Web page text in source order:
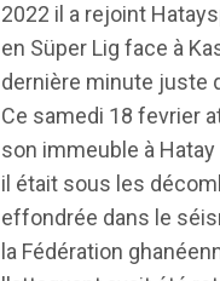
2022 il a rejoint
en Süper Lig face à
dernière minute juste
Ce samedi 18 fevrier
son immeuble à
il était sous les
effondrée dans le
la Fédération